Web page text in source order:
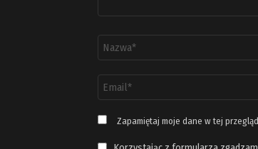
email
*
Zapamiętaj moje dane w tej